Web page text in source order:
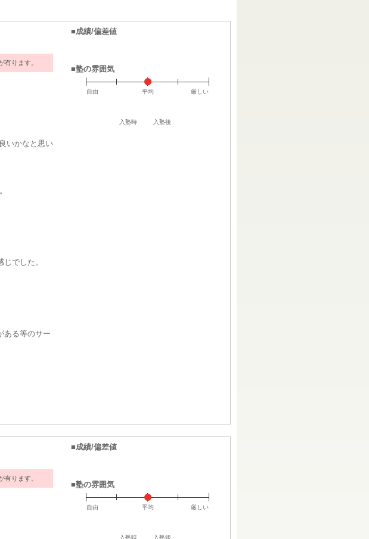
有ります。
いかなと思い
でした。
ある等のサー
■成績/偏差値
入塾時 入塾後
■塾の雰囲気
自由 平均 厳しい
有ります。
■成績/偏差値
入塾時 入塾後
■塾の雰囲気
自由 平均 厳しい